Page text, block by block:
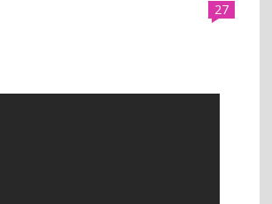
27